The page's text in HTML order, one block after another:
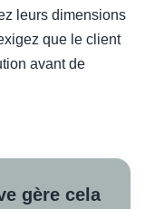
leurs dimensions
que le client
avant de
gère cela